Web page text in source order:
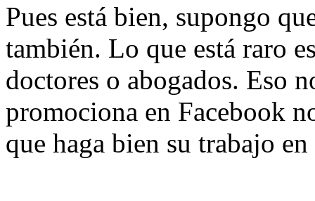
Pues está bien, supongo
también. Lo que está raro
doctores o abogados. Eso
promociona en Facebook
que haga bien su trabajo